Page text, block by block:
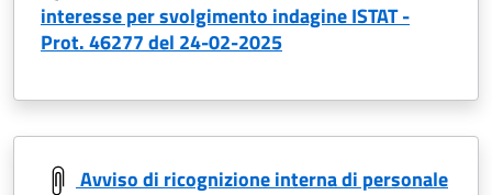
interesse per svolgimento indagine ISTAT -
Prot. 46277 del 24-02-2025
Avviso di ricognizione interna di personale